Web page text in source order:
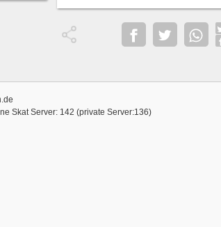
Skat Server: 142 (private Server:136)